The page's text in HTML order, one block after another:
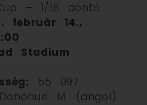
– 1/16 döntő
február 14.,
Stadium
55 097
M. (angol)